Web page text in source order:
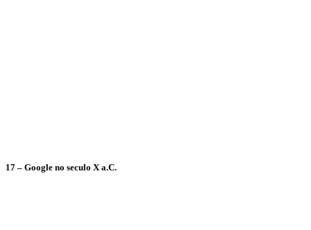
17 – Google no seculo X a.C.